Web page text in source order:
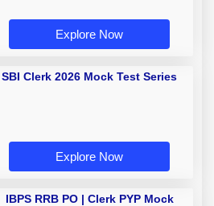
Explore Now
SBI Clerk 2026 Mock Test Series
Explore Now
IBPS RRB PO | Clerk PYP Mock